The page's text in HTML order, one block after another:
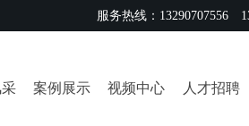
服务热线：13290707556
案例展示 视频中心 人才招聘